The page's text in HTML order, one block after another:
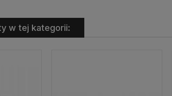
w tej kategorii: